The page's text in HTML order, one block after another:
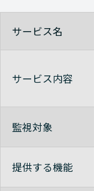
Avaya
Avaya
Avaya
Avaya
サービス名
サービス内容
監視対象
提供する機能